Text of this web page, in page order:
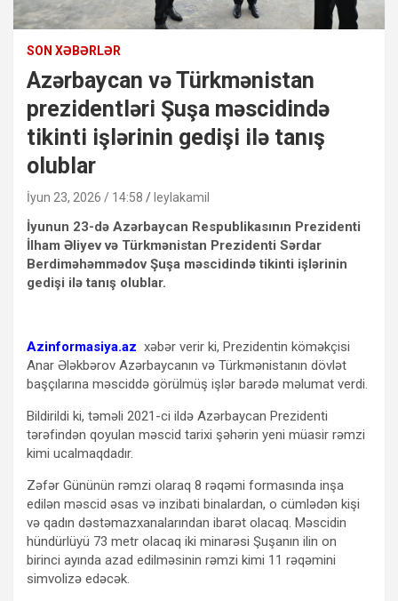
SON XƏBƏRLƏR
Azərbaycan və Türkmənistan
prezidentləri Şuşa məscidində
tikinti işlərinin gedişi ilə tanış
olublar
İyun 23, 2026 / 14:58 leylakamil
İyunun 23-də Azərbaycan Respublikasının Prezidenti
İlham Əliyev və Türkmənistan Prezidenti Sərdar
Berdiməhəmmədov Şuşa məscidində tikinti işlərinin
gedişi ilə tanış olublar.
Azinformasiya.az xəbər verir ki, Prezidentin köməkçisi
Anar Ələkbərov Azərbaycanın və Türkmənistanın dövlət
başçılarına məsciddə görülmüş işlər barədə məlumat verdi.
Bildirildi ki, təməli 2021-ci ildə Azərbaycan Prezidenti
tərəfindən qoyulan məscid tarixi şəhərin yeni müasir rəmzi
kimi ucalmaqdadır.
Zəfər Gününün rəmzi olaraq 8 rəqəmi formasında inşa
edilən məscid əsas və inzibati binalardan, o cümlədən kişi
və qadın dəstəmazxanalarından ibarət olacaq. Məscidin
hündürlüyü 73 metr olacaq iki minarəsi Şuşanın ilin on
birinci ayında azad edilməsinin rəmzi kimi 11 rəqəmini
simvolizə edəcək.